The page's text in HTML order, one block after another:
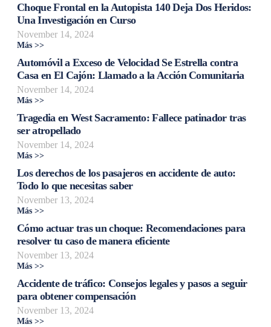
Choque Frontal en la Autopista 140 Deja Dos Heridos:
Una Investigación en Curso
November 14, 2024
Más >>
Automóvil a Exceso de Velocidad Se Estrella contra
Casa en El Cajón: Llamado a la Acción Comunitaria
November 14, 2024
Más >>
Tragedia en West Sacramento: Fallece patinador tras
ser atropellado
November 14, 2024
Más >>
Los derechos de los pasajeros en accidente de auto:
Todo lo que necesitas saber
November 13, 2024
Más >>
Cómo actuar tras un choque: Recomendaciones para
resolver tu caso de manera eficiente
November 13, 2024
Más >>
Accidente de tráfico: Consejos legales y pasos a seguir
para obtener compensación
November 13, 2024
Más >>